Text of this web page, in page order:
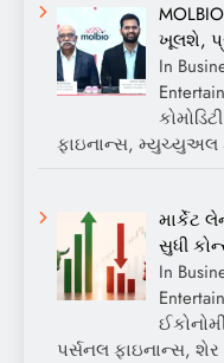
ખૂલશે,
In
ફાઇનાન્સ, મ્યુચ્યુઅલ
માર્કેટ
સુધી
In
પર્સનલ ફાઇનાન્સ,